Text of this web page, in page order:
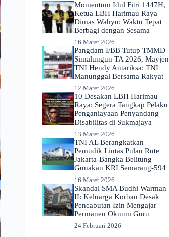
Momentum Idul Fitri 1447H,
Ketua LBH Harimau Raya
Dimas Wahyu: Waktu Tepat
Berbagi dengan Sesama
16 Maret 2026
Pangdam I/BB Tutup TMMD
Simalungun TA 2026, Mayjen
TNI Hendy Antariksa: TNI
Manunggal Bersama Rakyat
12 Maret 2026
​10 Desakan LBH Harimau
Raya: Segera Tangkap Pelaku
Penganiayaan Penyandang
Disabilitas di Sukmajaya
13 Maret 2026
TNI AL Berangkatkan
Pemudik Lintas Pulau Rute
Jakarta-Bangka Belitung
Gunakan KRI Semarang-594
16 Maret 2026
Skandal SMA Budhi Warman
II: Keluarga Korban Desak
Pencabutan Izin Mengajar
Permanen Oknum Guru
24 Februari 2026